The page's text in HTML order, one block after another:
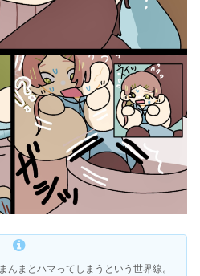
んまとハマってしまう という世界線。